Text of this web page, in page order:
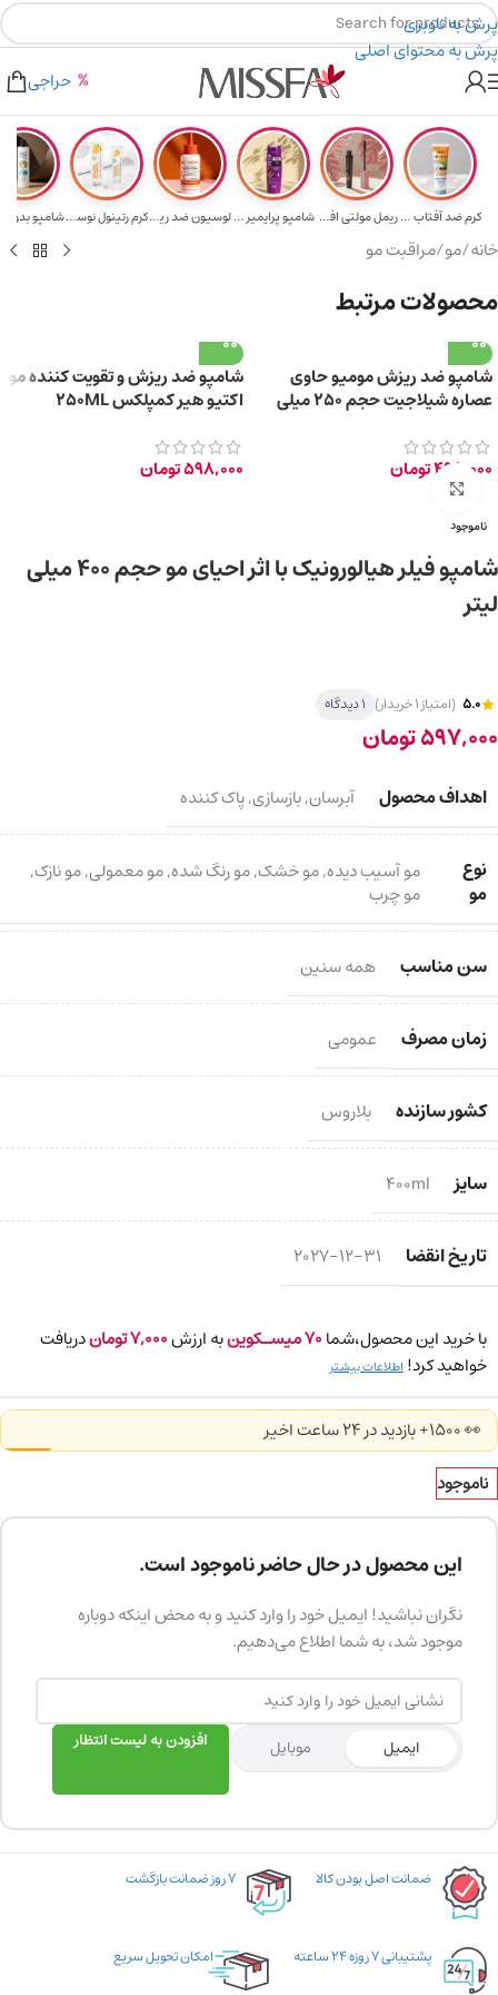
پرش به ناوبری
پرش به محتوای اصلی
۲٪ تخفیف روی سبد خرید برای روش کارت به کارت
هدیه برای خرید های بالای ۵ میلیون تومن
حراجی
کرم ضد آفتاب حا... ریمل مولتی افکت... شامپو پرایمیر پ... لوسیون ضد ریزش ... کرم رتینول نوسک...
خانه/مو/مراقبت مو
محصولات مرتبط
شامپو ضد ریزش مومیو حاوی
عصاره شیلاجیت حجم ۲۵۰ میلی
498,000تومان
شامپو ضد ریزش و تقویت کننده مو
اکتیو هیر کمپلکس 250ML
598,000تومان
ناموجود
برای بزرگ‌نمایی کلیک کنید
شامپو فیلر هیالورونیک با اثر احیای مو حجم ۴۰۰ میلی
لیتر
5.0 (امتیاز 1 خریدار) 1 دیدگاه
597,000تومان
اهداف محصول آبرسان,بازسازی,پاک کننده
نوع
مو
مو آسیب دیده,مو خشک,مو رنگ شده,مو معمولی,مو نازک,
مو چرب
سن مناسب همه سنین
زمان مصرف عمومی
کشور سازنده بلاروس
سایز 400ml
تاریخ انقضا 2027-12-31
با خرید این محصول،شما70میسـکوینبه ارزش7,000توماندریافت
خواهید کرد! اطلاعات بیشتر
👀 1500+ بازدید در ۲۴ ساعت اخیر
ناموجود
این محصول در حال حاضر ناموجود است.
نگران نباشید! ایمیل خود را وارد کنید و به محض اینکه دوباره
موجود شد، به شما اطلاع می‌دهیم.
ایمیل موبایل افزودن به لیست انتظار
ضمانت اصل بودن کالا ۷ روز ضمانت بازگشت
پشتیبانی ۷ روزه ۲۴ ساعته امکان تحویل سریع